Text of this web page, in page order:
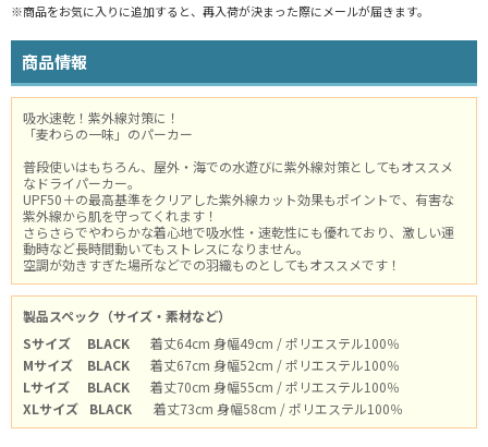
※商品をお気に入りに追加すると、再入荷が決まった際にメールが届きます。
商品情報
吸水速乾！紫外線対策に！
「麦わらの一味」のパーカー
普段使いはもちろん、屋外・海での水遊びに紫外線対策としてもオススメ
なドライパーカー。
UPF50＋の最高基準をクリアした紫外線カット効果もポイントで、有害な
紫外線から肌を守ってくれます！
さらさらでやわらかな着心地で吸水性・速乾性にも優れており、激しい運
動時など長時間動いてもストレスになりません。
空調が効きすぎた場所などでの羽織ものとしてもオススメです！
製品スペック（サイズ・素材など）
Sサイズ
BLACK
着丈64cm 身幅49cm / ポリエステル100％
Mサイズ
BLACK
着丈67cm 身幅52cm / ポリエステル100％
Lサイズ
BLACK
着丈70cm 身幅55cm / ポリエステル100％
XLサイズ
BLACK 着丈73cm 身幅58cm / ポリエステル100％